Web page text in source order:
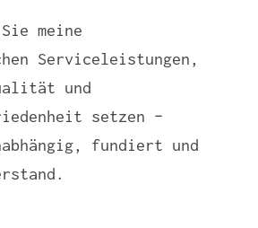
meine
Serviceleistungen,
und
setzen –
fundiert und